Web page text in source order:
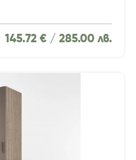
145.72 € / 285.00 лв.